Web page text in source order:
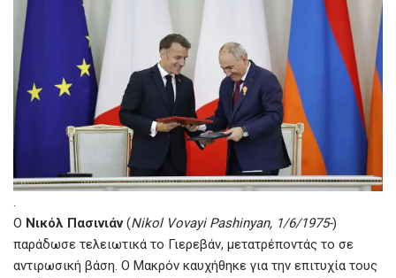
.
Ο Νικόλ Πασινιάν(Nikol Vovayi Pashinyan, 1/6/1975-)
παράδωσε τελειωτικά το Γιερεβάν, μετατρέποντάς το σε
αντιρωσική βάση. Ο Μακρόν καυχήθηκε για την επιτυχία τους